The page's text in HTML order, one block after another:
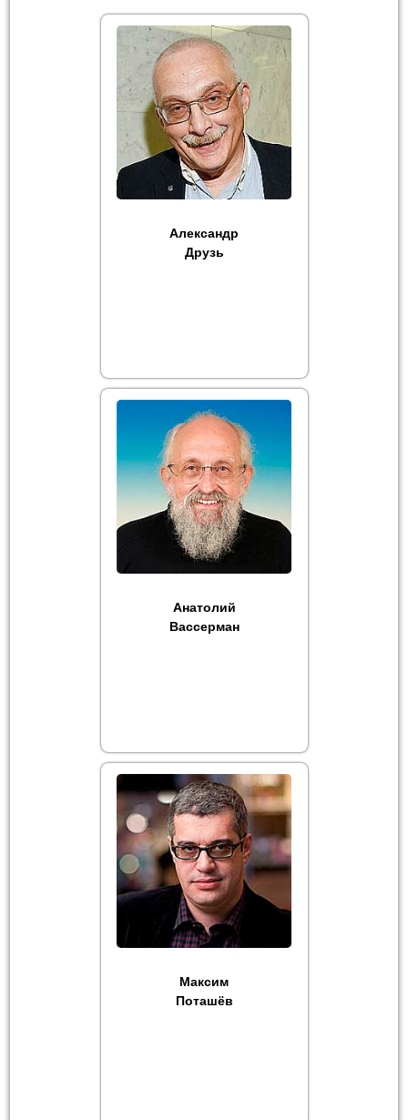
Александр
Друзь
Анатолий
Вассерман
Максим
Поташёв